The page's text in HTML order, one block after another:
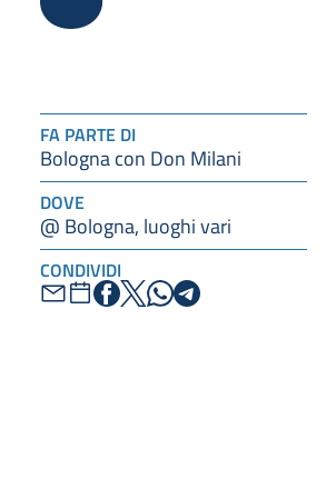
FA PARTE DI
Bologna con Don Milani
DOVE
@ Bologna, luoghi vari
CONDIVIDI